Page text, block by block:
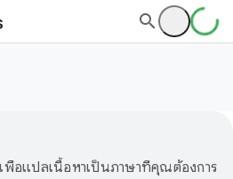
พื่อแปลเนื้อหาเป็นภาษาที่คุณต้องการ